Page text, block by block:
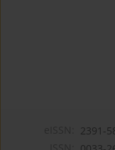
2391-